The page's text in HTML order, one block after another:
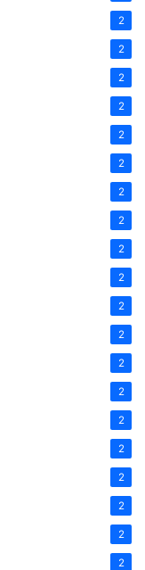
2
2
2
2
2
2
2
2
2
2
2
2
2
2
2
2
2
2
2
2